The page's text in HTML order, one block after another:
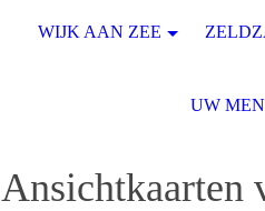
Ansichtkaarten
WIJK AAN ZEE
UW